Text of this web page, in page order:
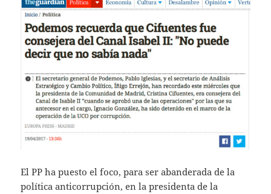
El PP ha puesto el foco, para ser abanderada de la
política anticorrupción, en la presidenta de la